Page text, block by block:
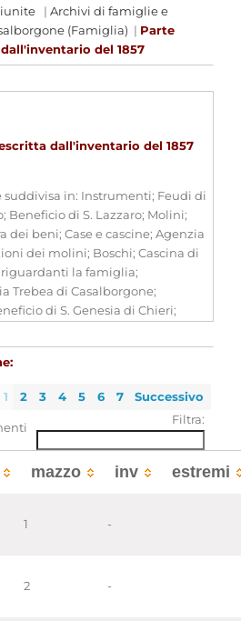
| Archivi di famiglie e
(Famiglia) | Parte
del 1857
dall'inventario del 1857
suddivisa in: Instrumenti; Feudi di
Beneficio di S. Lazzaro; Molini;
dei beni; Case e cascine; Agenzia
dei molini; Boschi; Cascina di
la famiglia;
Trebea di Casalborgone;
di S. Genesia di Chieri;
di S. Giacomo in Chieri
di nobiltà; Bolle e brevi
(Inventario 1857)
1 2 3 4 5 6 7 Successivo
Filtra:
mazzo inv estremi
1 -
2 -